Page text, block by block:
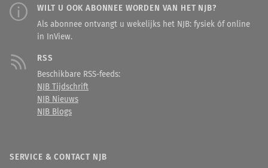
WILT U OOK ABONNEE WORDEN VAN HET NJB?
Als abonnee ontvangt u wekelijks het NJB: fysiek óf online
in InView.
RSS
Beschikbare RSS-feeds:
NJB Tijdschrift
NJB Nieuws
NJB Blogs
SERVICE & CONTACT NJB